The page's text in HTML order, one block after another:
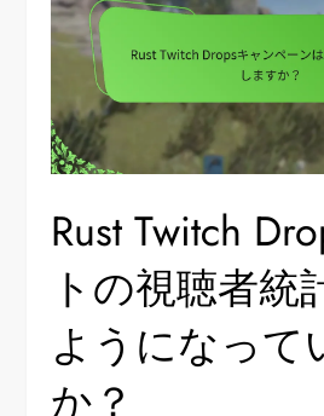
Rust Twitch
トの視聴者統
ようになって
か？